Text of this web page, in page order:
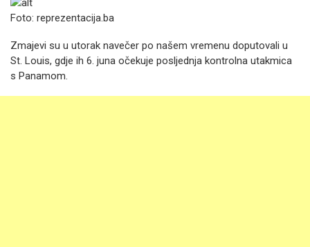
Foto: reprezentacija.ba
Zmajevi su u utorak navečer po našem vremenu doputovali u
St. Louis, gdje ih 6. juna očekuje posljednja kontrolna utakmica
s Panamom.